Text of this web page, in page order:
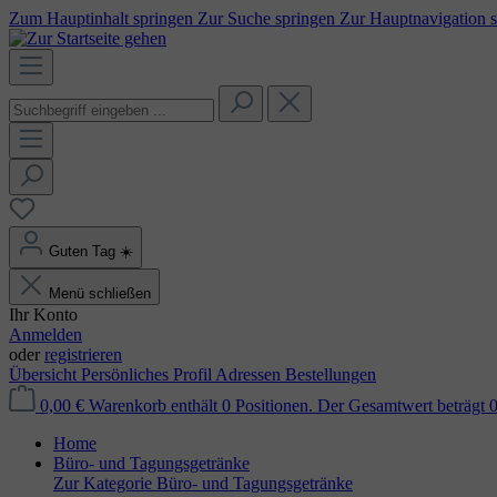
Zum Hauptinhalt springen Zur Suche springen Zur Hauptnavigation
Guten Tag ☀️
Menü schließen
Ihr Konto
Anmelden
oder registrieren
Übersicht Persönliches Profil Adressen Bestellungen
0,00 € Warenkorb enthält 0 Positionen. Der Gesamtwert beträgt
Home
Büro- und Tagungsgetränke
Zur Kategorie Büro- und Tagungsgetränke